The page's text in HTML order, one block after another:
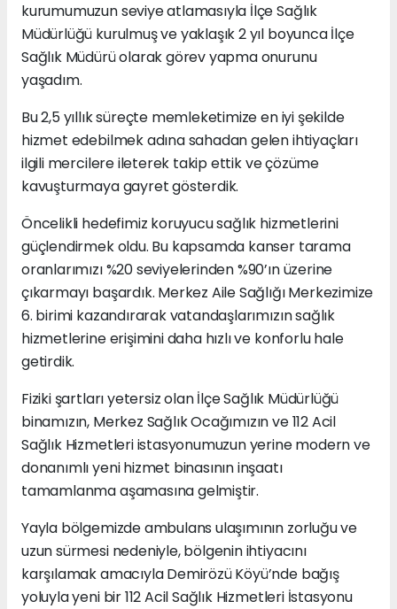
kurumumuzun seviye atlamasıyla İlçe Sağlık
Müdürlüğü kurulmuş ve yaklaşık 2 yıl boyunca İlçe
Sağlık Müdürü olarak görev yapma onurunu
yaşadım.
Bu 2,5 yıllık süreçte memleketimize en iyi şekilde
hizmet edebilmek adına sahadan gelen ihtiyaçları
ilgili mercilere ileterek takip ettik ve çözüme
kavuşturmaya gayret gösterdik.
Öncelikli hedefimiz koruyucu sağlık hizmetlerini
güçlendirmek oldu. Bu kapsamda kanser tarama
oranlarımızı %20 seviyelerinden %90’ın üzerine
çıkarmayı başardık. Merkez Aile Sağlığı Merkezimize
6. birimi kazandırarak vatandaşlarımızın sağlık
hizmetlerine erişimini daha hızlı ve konforlu hale
getirdik.
Fiziki şartları yetersiz olan İlçe Sağlık Müdürlüğü
binamızın, Merkez Sağlık Ocağımızın ve 112 Acil
Sağlık Hizmetleri istasyonumuzun yerine modern ve
donanımlı yeni hizmet binasının inşaatı
tamamlanma aşamasına gelmiştir.
Yayla bölgemizde ambulans ulaşımının zorluğu ve
uzun sürmesi nedeniyle, bölgenin ihtiyacını
karşılamak amacıyla Demirözü Köyü’nde bağış
yoluyla yeni bir 112 Acil Sağlık Hizmetleri İstasyonu